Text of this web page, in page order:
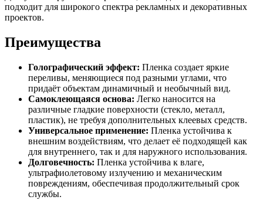
подходит для широкого спектра рекламных и декоративных
проектов.
Преимущества
Голографический эффект: Пленка создает яркие
переливы, меняющиеся под разными углами, что
придаёт объектам динамичный и необычный вид.
Самоклеющаяся основа: Легко наносится на
различные гладкие поверхности (стекло, металл,
пластик), не требуя дополнительных клеевых средств.
Универсальное применение: Пленка устойчива к
внешним воздействиям, что делает её подходящей как
для внутреннего, так и для наружного использования.
Долговечность: Пленка устойчива к влаге,
ультрафиолетовому излучению и механическим
повреждениям, обеспечивая продолжительный срок
службы.